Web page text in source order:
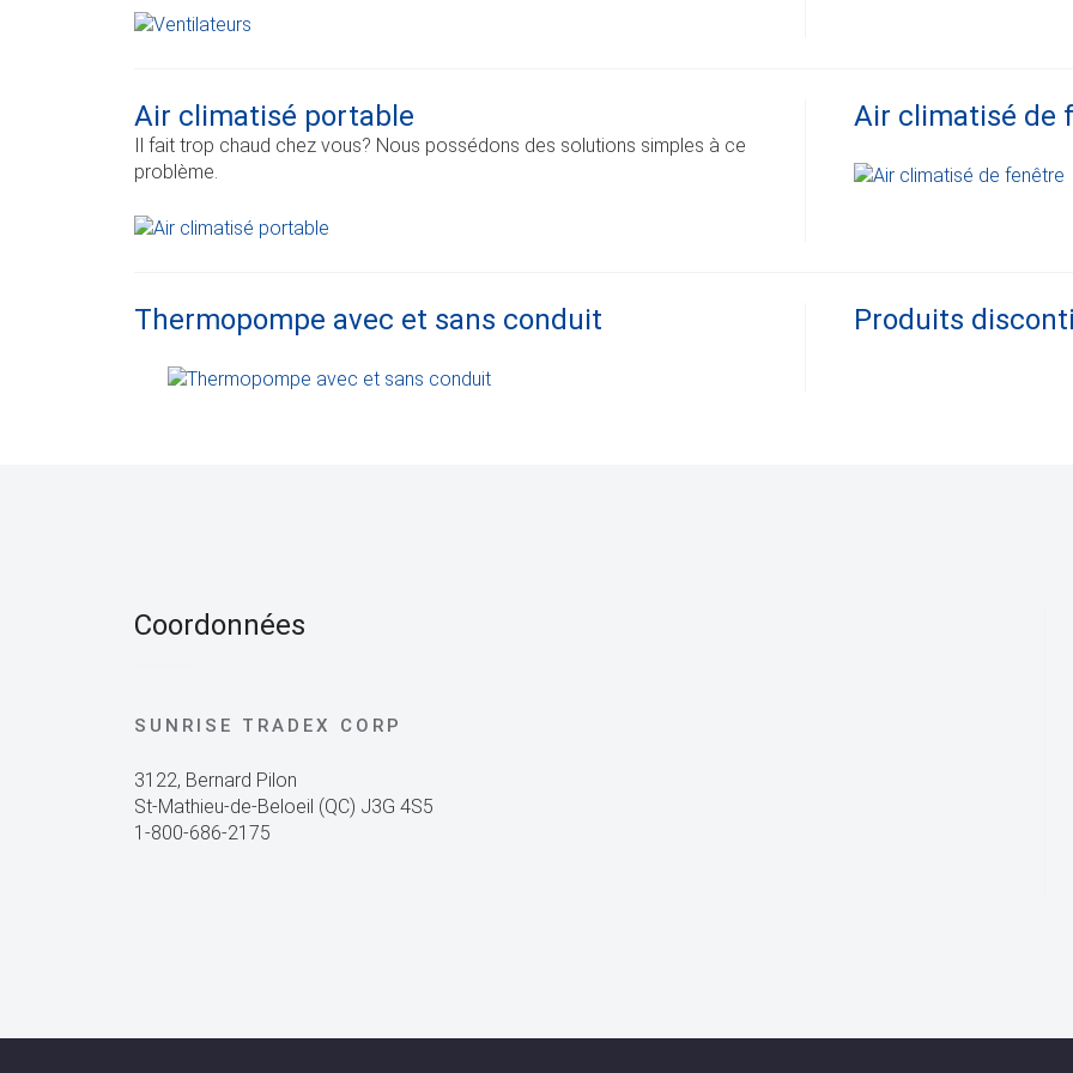
Air climatisé portable
Il fait trop chaud chez vous? Nous possédons des solutions simples à ce
problème.
Air climatisé de
Thermopompe avec et sans conduit Produits
Coordonnées
SUNRISE TRADEX CORP
3122, Bernard Pilon
St-Mathieu-de-Beloeil (QC) J3G 4S5
1-800-686-2175